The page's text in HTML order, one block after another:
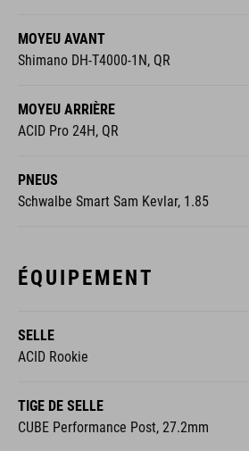
MOYEU AVANT
Shimano DH-T4000-1N, QR
MOYEU ARRIÈRE
ACID Pro 24H, QR
PNEUS
Schwalbe Smart Sam Kevlar, 1.85
ÉQUIPEMENT
SELLE
ACID Rookie
TIGE DE SELLE
CUBE Performance Post, 27.2mm